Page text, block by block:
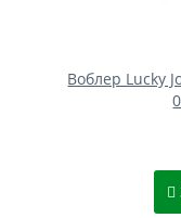
Воблер Lucky